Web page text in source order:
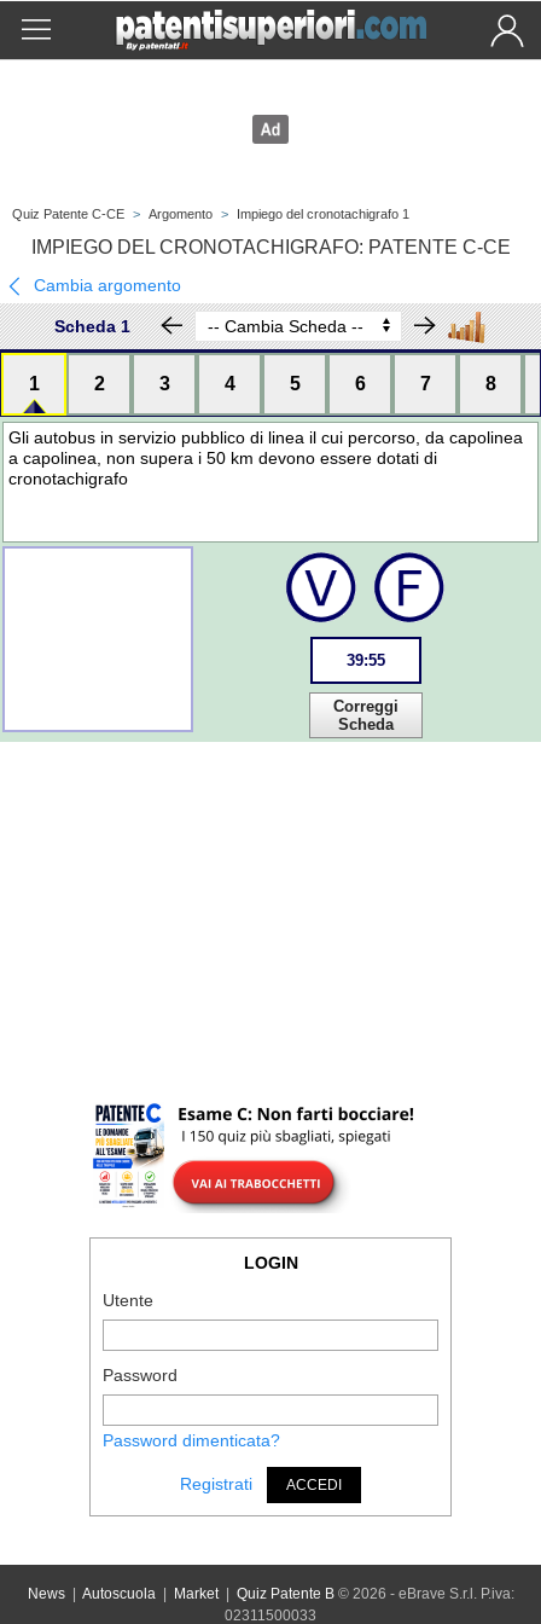
Quiz Patente C-CE > Argomento > Impiego del cronotachigrafo 1
IMPIEGO DEL CRONOTACHIGRAFO: PATENTE C-CE
Cambia argomento
Scheda 1
1 2 3 4 5 6 7 8
Gli autobus in servizio pubblico di linea il cui percorso, da capolinea
a capolinea, non supera i 50 km devono essere dotati di
cronotachigrafo
39:55
Correggi
Scheda
LOGIN
Utente
Password
Password dimenticata?
Registrati ACCEDI
News| Autoscuola| Market| Quiz Patente B© 2026 - eBrave S.r.l. P.iva:
02311500033